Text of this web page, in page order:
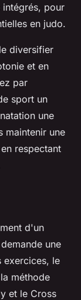
pour
en judo.
diversifier
et en
par
sport un
une
maintenir une
respectant
d'un
une
exercices, le
méthode
et le Cross